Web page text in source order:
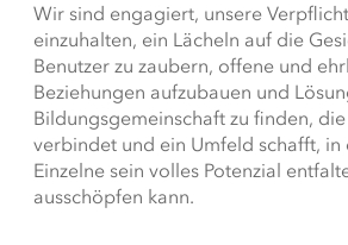
Wir sind engagiert, unsere
einzuhalten, ein Lächeln auf die
Benutzer zu zaubern, offene und
Beziehungen aufzubauen und
Bildungsgemeinschaft zu finden,
verbindet und ein Umfeld schafft, in
Einzelne sein volles Potenzial
ausschöpfen kann.